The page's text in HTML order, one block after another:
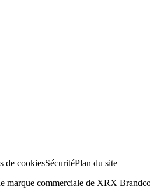
de cookiesSécuritéPlan du site
commerciale de XRX